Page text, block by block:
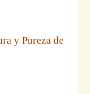
y Pureza de